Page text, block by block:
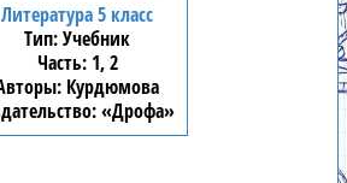
Литература 5 класс
Учебник
1, 2
Курдюмова
«Дрофа»